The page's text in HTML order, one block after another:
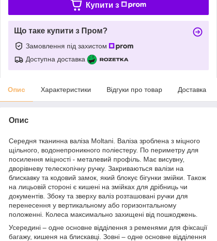
Купити з
Що таке купити з Пром?
Замовлення під захистом
Доступна доставка
Опис Характеристики Відгуки про товар Доставка
Опис
Середня тканинна валіза Moltani. Валіза зроблена з міцного
щільного, водонепроникного поліестеру. По периметру для
посилення міцності - металевий профіль. Має висувну,
дворівневу телескопічну ручку. Закриваються валізи на
блискавку та кодовий замок, який блокує бігунки змійки. Також
на лицьовій стороні є кишені на змійках для дрібниць чи
документів. Збоку та зверху валіз розташовані ручки для
перенесення у вертикальному або горизонтальному
положенні. Колеса максимально захищені від пошкоджень.
Усередині – одне основне відділення з ременями для фіксації
багажу, кишеня на блискавці. Зовні – одне основне відділення